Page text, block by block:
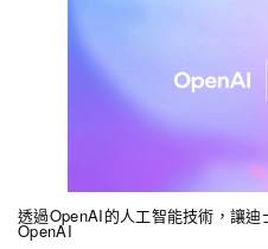
透過OpenAI的人工智能技術，讓
OpenAI